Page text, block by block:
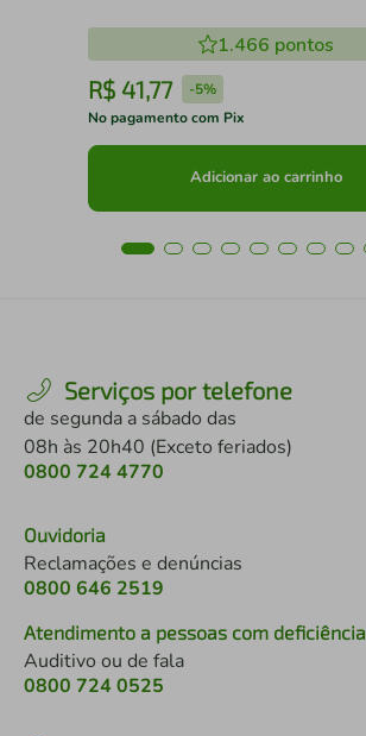
1.466 pontos
R$ 41,77 -5%
No pagamento com Pix
Adicionar ao carrinho
Serviços por telefone
de segunda a sábado das
08h às 20h40 (Exceto feriados)
0800 724 4770
Ouvidoria
Reclamações e denúncias
0800 646 2519
Atendimento a pessoas com deficiência
Auditivo ou de fala
0800 724 0525